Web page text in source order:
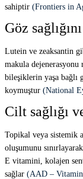
sahiptir (Frontiers in
Göz
Lutein ve zeaksantin
makula
bileşiklerin yaşa bağlı
koymuştur (National
Cilt sağlığı
Topikal veya sistemik
oluşumunu
E vitamini, kolajen
sağlar (AAD –